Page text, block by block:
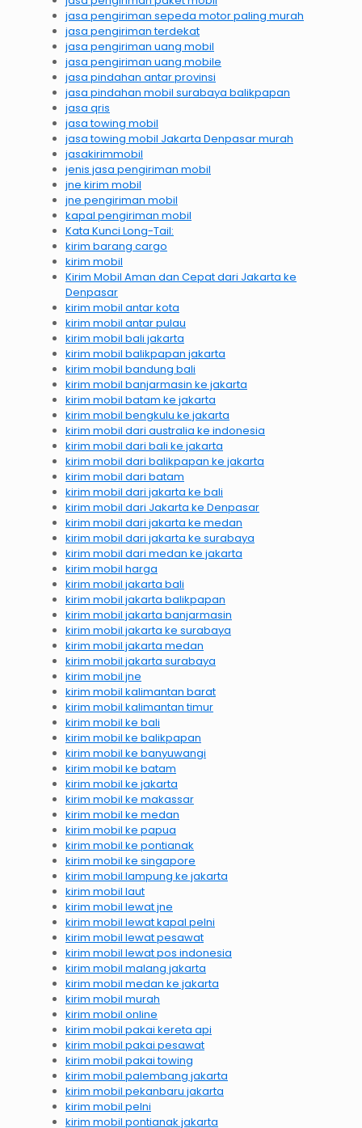
jasa pengiriman sepeda motor paling murah
jasa pengiriman terdekat
jasa pengiriman uang mobil
jasa pengiriman uang mobile
jasa pindahan antar provinsi
jasa pindahan mobil surabaya balikpapan
jasa qris
jasa towing mobil
jasa towing mobil Jakarta Denpasar murah
jasakirimmobil
jenis jasa pengiriman mobil
jne kirim mobil
jne pengiriman mobil
kapal pengiriman mobil
Kata Kunci Long-Tail:
kirim barang cargo
kirim mobil
Kirim Mobil Aman dan Cepat dari Jakarta ke
Denpasar
kirim mobil antar kota
kirim mobil antar pulau
kirim mobil bali jakarta
kirim mobil balikpapan jakarta
kirim mobil bandung bali
kirim mobil banjarmasin ke jakarta
kirim mobil batam ke jakarta
kirim mobil bengkulu ke jakarta
kirim mobil dari australia ke indonesia
kirim mobil dari bali ke jakarta
kirim mobil dari balikpapan ke jakarta
kirim mobil dari batam
kirim mobil dari jakarta ke bali
kirim mobil dari Jakarta ke Denpasar
kirim mobil dari jakarta ke medan
kirim mobil dari jakarta ke surabaya
kirim mobil dari medan ke jakarta
kirim mobil harga
kirim mobil jakarta bali
kirim mobil jakarta balikpapan
kirim mobil jakarta banjarmasin
kirim mobil jakarta ke surabaya
kirim mobil jakarta medan
kirim mobil jakarta surabaya
kirim mobil jne
kirim mobil kalimantan barat
kirim mobil kalimantan timur
kirim mobil ke bali
kirim mobil ke balikpapan
kirim mobil ke banyuwangi
kirim mobil ke batam
kirim mobil ke jakarta
kirim mobil ke makassar
kirim mobil ke medan
kirim mobil ke papua
kirim mobil ke pontianak
kirim mobil ke singapore
kirim mobil lampung ke jakarta
kirim mobil laut
kirim mobil lewat jne
kirim mobil lewat kapal pelni
kirim mobil lewat pesawat
kirim mobil lewat pos indonesia
kirim mobil malang jakarta
kirim mobil medan ke jakarta
kirim mobil murah
kirim mobil online
kirim mobil pakai kereta api
kirim mobil pakai pesawat
kirim mobil pakai towing
kirim mobil palembang jakarta
kirim mobil pekanbaru jakarta
kirim mobil pelni
kirim mobil pontianak jakarta